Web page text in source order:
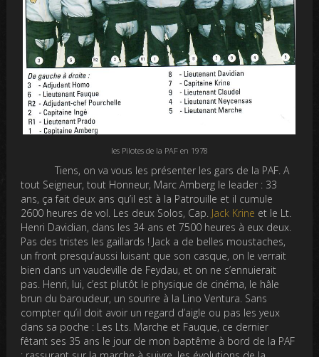
les Pilotes de la PAF en 1978
Tiens, on va vous les présenter les gars de la PAF. A
tout Seigneur, tout Honneur, Marc Amberg le leader : 33
ans, ça fait deux ans qu’il est à la Patrouille et il cumule
2600 heures de vol. Les deux Solos, Cap. Jack Krine et le Lt.
Henri Davidian, dans les 34 ans et 7500 heures à eux deux.
Pas des tristes les gaillards ! Jack a de belles moustaches,
un front presqu’aussi luisant que son casque, on le verrait
bien dans un vaudeville de Feydau, et on ne s’ennuierait
pas. Henri, lui, c’est plutôt le physique de cinéma, le hâle
brun du baroudeur, un sourire à la Lino Ventura. Sans
compter qu’il doit avoir un regard d’aigle ou pas les yeux
dans sa poche : Les Lts. Marche et Fauque, ce dernier
fêtant ses 35 ans le jour de mon baptême à bord de la PAF